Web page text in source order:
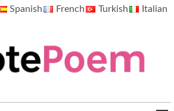
Spanish French Turkish Italian